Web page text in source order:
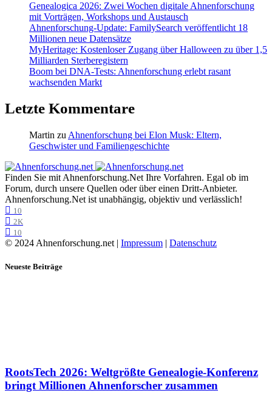
Genealogica 2026: Zwei Wochen digitale Ahnenforschung
mit Vorträgen, Workshops und Austausch
Ahnenforschung-Update: FamilySearch veröffentlicht 18
Millionen neue Datensätze
MyHeritage: Kostenloser Zugang über Halloween zu über 1,5
Milliarden Sterberegistern
Boom bei DNA-Tests: Ahnenforschung erlebt rasant
wachsenden Markt
Letzte Kommentare
Martin zu Ahnenforschung bei Elon Musk: Eltern,
Geschwister und Familiengeschichte
Finden Sie mit Ahnenforschung.Net Ihre Vorfahren. Egal ob im
Forum, durch unsere Quellen oder über einen Dritt-Anbieter.
Ahnenforschung.Net ist unabhängig, objektiv und verlässlich!
10
2K
10
© 2024 Ahnenforschung.net | Impressum | Datenschutz
Neueste Beiträge
RootsTech 2026: Weltgrößte Genealogie-Konferenz
bringt Millionen Ahnenforscher zusammen